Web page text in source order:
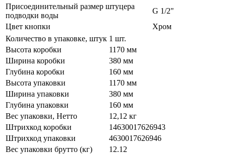
Присоединительный размер штуцера
подводки воды
G 1/2"
Цвет кнопки
Хром
Количество в упаковке, штук 1 шт.
Высота коробки
1170 мм
Ширина коробки
380 мм
Глубина коробки
160 мм
Высота упаковки
1170 мм
Ширина упаковки
380 мм
Глубина упаковки
160 мм
Вес упаковки, Нетто
12,12 кг
Штрихкод коробки
14630017626943
Штрихкод упаковки
4630017626946
Вес упаковки брутто (кг)
12.12